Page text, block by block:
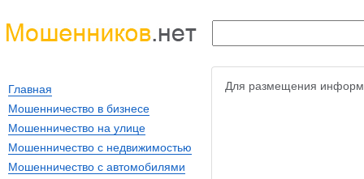
Для размещения
Главная
Мошенничество в бизнесе
Мошенничество на улице
Мошенничество с недвижимостью
Мошенничество с автомобилями